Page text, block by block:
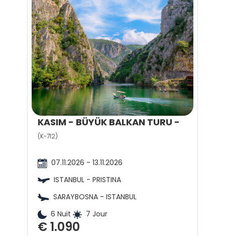
KASIM - BÜYÜK BALKAN TURU -
(K-712)
07.11.2026 - 13.11.2026
ISTANBUL - PRISTINA
SARAYBOSNA - ISTANBUL
6 Nuit
7 Jour
€ 1.090